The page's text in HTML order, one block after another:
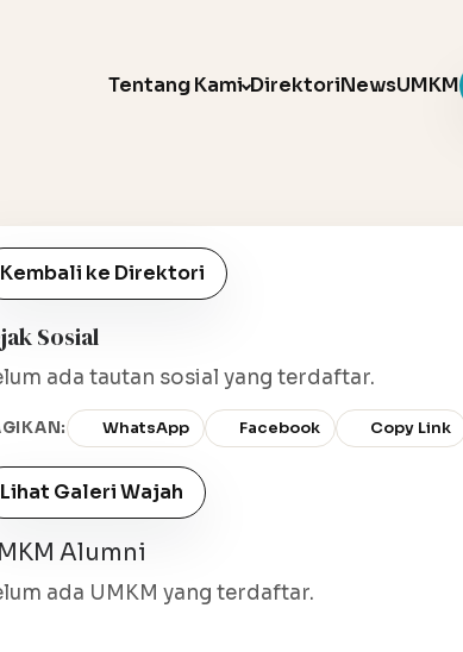
Tentang Kami DirektoriNewsUMKM
Kembali ke Direktori
Sosial
ada tautan sosial yang terdaftar.
WhatsApp Facebook Copy Link
Lihat Galeri Wajah
Alumni
ada UMKM yang terdaftar.